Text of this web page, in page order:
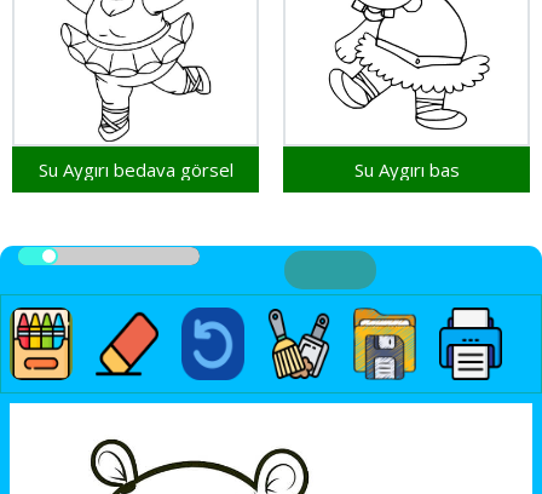
Su Aygırı bedava görsel Su Aygırı bas